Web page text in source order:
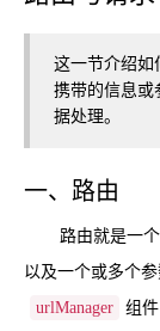
这一节介绍如
携带的信息或
据处理。
一、路由
路由就是一
以及一个或多个
urlManager
组